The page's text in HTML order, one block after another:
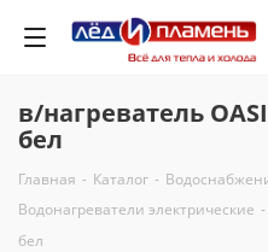
в/нагреватель
бел
Главная - Каталог -
Водонагреватели электрические -
бел